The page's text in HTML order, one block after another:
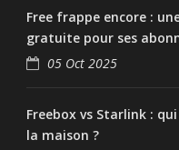
Free frappe encore :
gratuite pour ses
05 Oct 2025
Freebox vs Starlink :
la maison ?